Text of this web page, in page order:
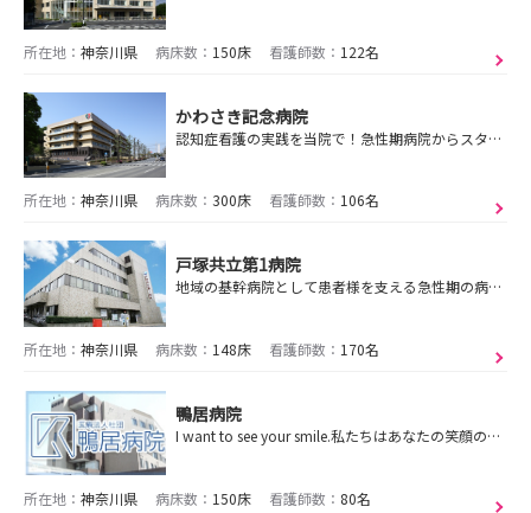
所在地： 神奈川県 病床数： 150床 看護師数： 122名
かわさき記念病院
認知症看護の実践を当院で！急性期病院からスタートは昭和の時代、興味のある看護分野を自分の看護のスタートにしませんか！
所在地： 神奈川県 病床数： 300床 看護師数： 106名
戸塚共立第1病院
地域の基幹病院として患者様を支える急性期の病院です
所在地： 神奈川県 病床数： 148床 看護師数： 170名
鴨居病院
I want to see your smile.私たちはあなたの笑顔のために。
所在地： 神奈川県 病床数： 150床 看護師数： 80名